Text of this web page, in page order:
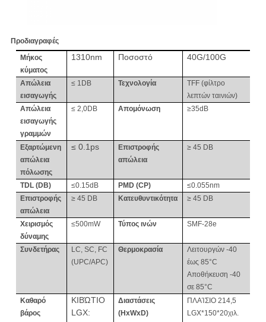
Προδιαγραφές
Μήκος
κύματος
1310nm Ποσοστό 40G/100G
Απώλεια
εισαγωγής
≤ 1 DB Τεχνολογία
TFF (φίλτρο
λεπτών ταινιών)
Απώλεια
εισαγωγής
γραμμών
≤ 2,0DB Απομόνωση ≥35dB
Εξαρτώμενη
απώλεια
πόλωσης
≤0.1ps
Επιστροφής
απώλεια
≥ 45 DB
TDL (DB) ≤0.15dB PMD (CP)
≤0.055nm
Επιστροφής
απώλεια
≥ 45 DB Κατευθυντικότητα ≥ 45 DB
Χειρισμός
δύναμης
≤500mW Τύπος ινών SMF-28e
Συνδετήρας
LC, SC, FC
(UPC/APC)
Θερμοκρασία Λειτουργών-40
έως85°C
Αποθήκευση -40
σε 85°C
Καθαρό
βάρος
ΚΙΒΏΤΙΟ
LGX:
Διαστάσεις
(HxWxD)
ΠΛΑΊΣΙΟ214,5
LGX*150*20χιλ.